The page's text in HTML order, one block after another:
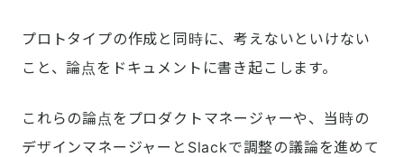
プロトタイプの作成と同時に、考えないといけない
こと、論点をドキュメントに書き起こします。
これらの論点をプロダクトマネージャーや、当時の
デザインマネージャーとSlackで調整の議論を進めて